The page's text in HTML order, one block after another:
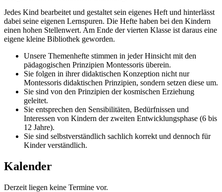
Jedes Kind bearbeitet und gestaltet sein eigenes Heft und hinterlässt
dabei seine eigenen Lernspuren. Die Hefte haben bei den Kindern
einen hohen Stellenwert. Am Ende der vierten Klasse ist daraus eine
eigene kleine Bibliothek geworden.
Unsere Themenhefte stimmen in jeder Hinsicht mit den
pädagogischen Prinzipien Montessoris überein.
Sie folgen in ihrer didaktischen Konzeption nicht nur
Montessoris didaktischen Prinzipien, sondern setzen diese um.
Sie sind von den Prinzipien der kosmischen Erziehung
geleitet.
Sie entsprechen den Sensibilitäten, Bedürfnissen und
Interessen von Kindern der zweiten Entwicklungsphase (6 bis
12 Jahre).
Sie sind selbstverständlich sachlich korrekt und dennoch für
Kinder verständlich.
Kalender
Derzeit liegen keine Termine vor.